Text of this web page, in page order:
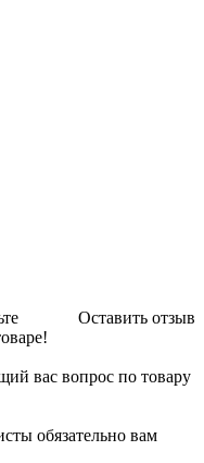
Оставить отзыв
вас вопрос по товару
обязательно вам